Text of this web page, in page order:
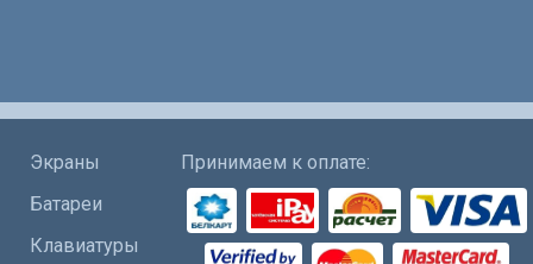
Экраны
Батареи
Клавиатуры
Принимаем к оплате: